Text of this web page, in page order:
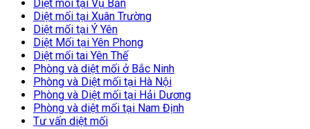
Diệt mối tại Vụ Bản
Diệt mối tại Xuân Trường
Diệt mối tại Ý Yên
Diệt Mối tại Yên Phong
Diệt mối tai Yên Thế
Phòng và diệt mối ở Bắc Ninh
Phòng và Diệt mối tại Hà Nội
Phòng và Diệt mối tại Hải Dương
Phòng và diệt mối tại Nam Định
Tư vấn diệt mối